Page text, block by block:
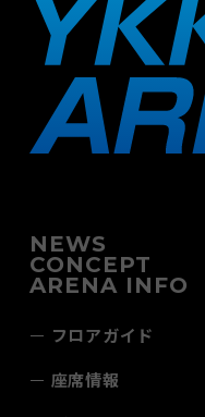
NEWS
CONCEPT
ARENA INFO
フロアガイド
座席情報